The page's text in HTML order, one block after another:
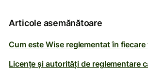
Articole asemănătoare
Cum este Wise reglementat în
Licențe și autorități de reglementare